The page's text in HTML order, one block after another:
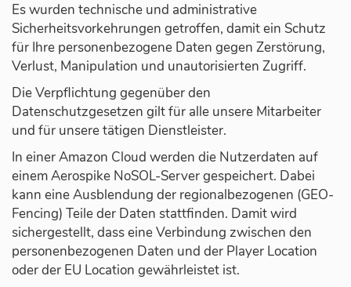
Es wurden technische und administrative
Sicherheitsvorkehrungen getroffen, damit ein Schutz
für Ihre personenbezogene Daten gegen Zerstörung,
Verlust, Manipulation und unautorisierten Zugriff.
Die Verpflichtung gegenüber den
Datenschutzgesetzen gilt für alle unsere Mitarbeiter
und für unsere tätigen Dienstleister.
In einer Amazon Cloud werden die Nutzerdaten auf
einem Aerospike NoSOL-Server gespeichert. Dabei
kann eine Ausblendung der regionalbezogenen (GEO-
Fencing) Teile der Daten stattfinden. Damit wird
sichergestellt, dass eine Verbindung zwischen den
personenbezogenen Daten und der Player Location
oder der EU Location gewährleistet ist.